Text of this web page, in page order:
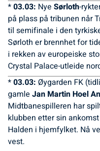
*03.03: Nye Sørloth-
på plass på tribunen når
til semifinale i den
Sørloth er brennhet for
i rekken av europeiske
Crystal Palace-utleide
*03.03: Øygarden FK
gamle Jan Martin Hoel
Midtbanespilleren har
klubben etter sin
Halden i hjemfylket. Nå
vest.